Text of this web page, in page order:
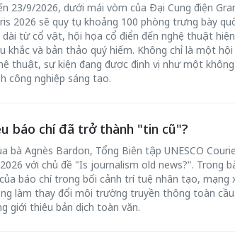
23/9/2026, dưới mái vòm của Đại Cung điện
2026 sẽ quy tụ khoảng 100 phòng trưng bày
từ cổ vật, hội họa cổ điển đến nghệ thuật hiện
khắc và bản thảo quý hiếm. Không chỉ là một hội
thuật, sự kiện đang được định vị như một
công nghiệp sáng tạo.
báo chí đã trở thành "tin cũ"?
bà Agnès Bardon, Tổng Biên tập UNESCO
với chủ đề "Is journalism old news?". Trong
báo chí trong bối cảnh trí tuệ nhân tạo, mạng
làm thay đổi môi trường truyền thông toàn cầu.
giới thiệu bản dịch toàn văn.